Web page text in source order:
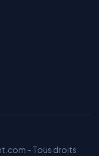
- Tous droits